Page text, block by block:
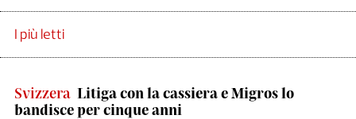
I più letti
Svizzera Litiga con la cassiera e Migros lo
bandisce per cinque anni